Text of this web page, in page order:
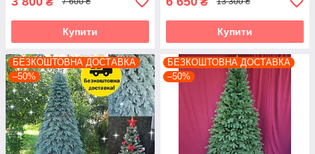
Купити Купити
БЕЗКОШТОВНА ДОСТАВКА
–50%
БЕЗКОШТОВНА ДОСТАВКА
–50%